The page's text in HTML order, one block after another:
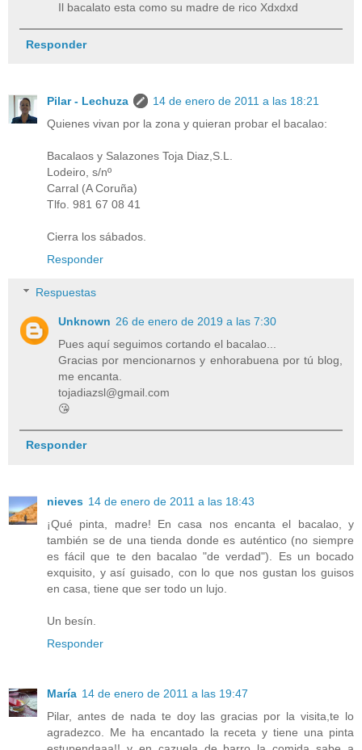
Il bacalato esta como su madre de rico Xdxdxd
Responder
Pilar - Lechuza
14 de enero de 2011 a las 18:21
Quienes vivan por la zona y quieran probar el bacalao:
Bacalaos y Salazones Toja Diaz,S.L.
Lodeiro, s/nº
Carral (A Coruña)
Tlfo. 981 67 08 41
Cierra los sábados.
Responder
Respuestas
Unknown 26 de enero de 2019 a las 7:30
Pues aquí seguimos cortando el bacalao...
Gracias por mencionarnos y enhorabuena por tú blog,
me encanta.
tojadiazsl@gmail.com
😘
Responder
nieves 14 de enero de 2011 a las 18:43
¡Qué pinta, madre! En casa nos encanta el bacalao, y
también se de una tienda donde es auténtico (no siempre
es fácil que te den bacalao "de verdad"). Es un bocado
exquisito, y así guisado, con lo que nos gustan los guisos
en casa, tiene que ser todo un lujo.
Un besín.
Responder
María 14 de enero de 2011 a las 19:47
Pilar, antes de nada te doy las gracias por la visita,te lo
agradezco. Me ha encantado la receta y tiene una pinta